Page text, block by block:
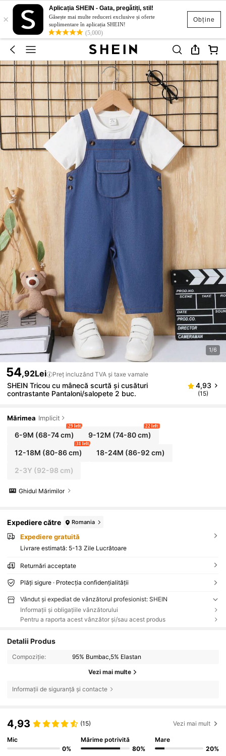
Obține
×
Aplicația SHEIN - Gata, pregătiți, stil!
Găsește mai multe reduceri exclusive și oferte
suplimentare în aplicația SHEIN!
(5,000)
1/6
54,92Lei Preț incluzând TVA și taxe vamale
SHEIN Tricou cu mânecă scurtă și cusături
contrastante Pantaloni/salopete 2 buc.
4,93
(15)
Mărimea Implicit
6-9M (68-74 cm)
29 left
9-12M (74-80 cm)
22 left
12-18M (80-86 cm)
31 left
18-24M (86-92 cm)
2-3Y (92-98 cm)
Ghidul Mărimilor
Expediere către Romania
Expediere gratuită
Livrare estimată: 5-13 Zile Lucrătoare
Returnări acceptate
Plăți sigure · Protecția confidențialității
Vândut și expediat de vânzătorul profesionist: SHEIN
Informații și obligațiile vânzătorului
Pentru a raporta acest vânzător și/sau acest produs
Detalii Produs
Compoziție: 95% Bumbac,5% Elastan
Vezi mai multe
Informații de siguranță și contacte
4,93 (15) Vezi mai mult
Mic
0%
Mărime potrivită
80%
Mare
20%